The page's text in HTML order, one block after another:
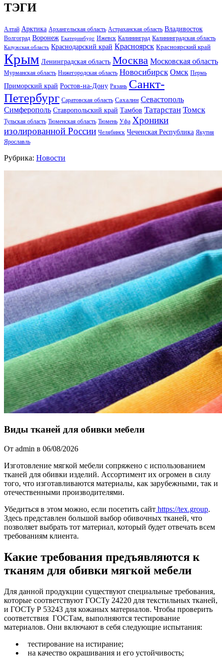
ТЭГИ
Алтай Арктика Архангельская область Астраханская область Владивосток
Волгоград Воронеж Екатеринбург Ижевск Калининград Калининградская область
Калужская область Краснодарский край Красноярск Красноярский край
Крым Ленинградская область Москва Московская область
Мурманская область Нижегородская область Новосибирск Омск Пермь
Приморский край Ростов-на-Дону Рязань Санкт-
Петербург Саратовская область Сахалин Севастополь
Симферополь Ставропольский край Тамбов Татарстан Томск
Тульская область Тюменская область Тюмень Уфа Хроники
изолированной России Челябинск Чеченская Республика Якутия
Ярославль
Рубрика: Новости
Виды тканей для обивки мебели
От admin в 06/08/2026
Изготовление мягкой мебели сопряжено с использованием
тканей для обивки изделий. Ассортимент их огромен в силу
того, что изготавливаются материалы, как зарубежными, так и
отечественными производителями.
Убедиться в этом можно, если посетить сайт https://tex.group.
Здесь представлен большой выбор обивочных тканей, что
позволяет выбрать тот материал, который будет отвечать всем
требованиям клиента.
Какие требования предъявляются к
тканям для обивки мягкой мебели
Для данной продукции существуют специальные требования,
которые соответствуют ГОСТу 24220 для текстильных тканей,
и ГОСТу Р 53243 для кожаных материалов. Чтобы проверить
соответствия ГОСТам, выполняются тестирование
материалов. Они включают в себя следующие испытания:
тестирование на истирание;
на качество окрашивания и его устойчивость;